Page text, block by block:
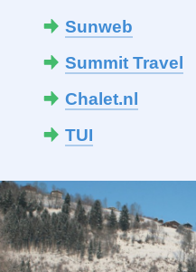
Sunweb
Summit Travel
Chalet.nl
TUI